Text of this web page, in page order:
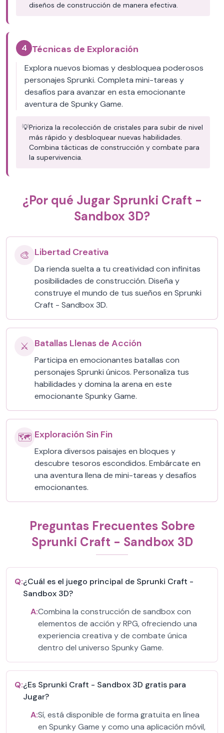
diseños de construcción de manera efectiva.
4 Técnicas de Exploración
Explora nuevos biomas y desbloquea poderosos
personajes Sprunki. Completa mini-tareas y
desafíos para avanzar en esta emocionante
aventura de Spunky Game.
💡Prioriza la recolección de cristales para subir de nivel
más rápido y desbloquear nuevas habilidades.
Combina tácticas de construcción y combate para
la supervivencia.
¿Por qué Jugar Sprunki Craft -
Sandbox 3D?
🎨 Libertad Creativa
Da rienda suelta a tu creatividad con infinitas
posibilidades de construcción. Diseña y
construye el mundo de tus sueños en Sprunki
Craft - Sandbox 3D.
⚔️ Batallas Llenas de Acción
Participa en emocionantes batallas con
personajes Sprunki únicos. Personaliza tus
habilidades y domina la arena en este
emocionante Spunky Game.
🗺️ Exploración Sin Fin
Explora diversos paisajes en bloques y
descubre tesoros escondidos. Embárcate en
una aventura llena de mini-tareas y desafíos
emocionantes.
Preguntas Frecuentes Sobre
Sprunki Craft - Sandbox 3D
Q:¿Cuál es el juego principal de Sprunki Craft -
Sandbox 3D?
A:Combina la construcción de sandbox con
elementos de acción y RPG, ofreciendo una
experiencia creativa y de combate única
dentro del universo Spunky Game.
Q:¿Es Sprunki Craft - Sandbox 3D gratis para
Jugar?
A:Sí, está disponible de forma gratuita en línea
en Spunky Game y como una aplicación móvil,